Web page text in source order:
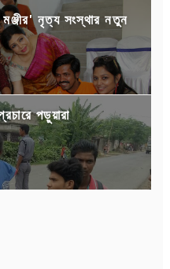
নৃত্য সংস্থার নতুন
পড়ুয়ারা